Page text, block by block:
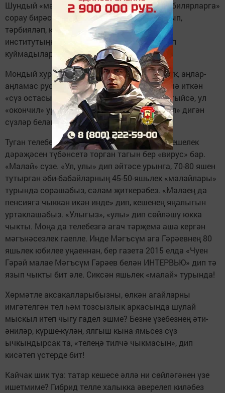
Шундый «мактау» сүзләреннән ачынып, «юбилярларга»
сорау бирәсе килә башлый: «Ә үзеңне укытып,
тәрбияләп, кеше итеп чыгарган мәктәбеңне,
институтыңны бетергән сине ничек утыртып
куймадылар соң?»
Мондый хурлыклы сөйләшү дә һаман шул ук, аңлар-
аңламас русча терминны татарчага тәрҗемә иткән
«сүз остасыннан» кереп калгандыр, шәт. Югыйсә, ул
«окончил» урынына «бетердем», «уничтожил» дигән
сүзләр белән сөйләшеп йөрмәс иде.
Туган телебездә ир-атның, егетләребезнең кешелек
дәрәҗәсен түбәнсетә торган тагын бер «вирус» бар.
«Малай» сүзе. «Ул, улы» дип әйтәсе урынга, 70-80 яшен
тутырган әби-бабайларның 45-50-яшьлек «малайлары»
турында сорашабыз, сәлам җиткерәбез. «Малаең да
пенсиягә чыккан икән инде» дип, кешенең яңалыгын
уртаклашабыз. «Улыгыз», «улы» дип сөйләшү юкка
чыкты. Моңа да телебезгә агач тәрҗемә аша кергән
мәгънәсезлек гаепле. Инде Мәгъсүм ага Гәрәевнең 80
яшьлек юбилее уңаеннан, бер газета 2015 елда «Чуен
Гәрәй малае Мәгъсүм Гәрәев белән ИНТЕРВЬЮ» дип тә
язып чыкты бит әле. Сиксән яшьлек «малай» турында!
Хөрмәтле аксакалларыбызны, өлкән агайларны
имгәтелгән тел һәм тозсызлык аркасында шулай
мыскыл итеп чыгу гадел эшме? Безне үзебезнең әти-
әниләр, күрше-күлән, ялгыш кына ямьсез сүз
ычкындырсак та, «телеңә тилчә чыкмасын», дип
кисәтеп үстерде бит!
Кайчак шик туа: татар кешесе әллә ни сөйләгәнен үзе
ишетмиме? Гибрид телле халыкка әверелеп киләбез